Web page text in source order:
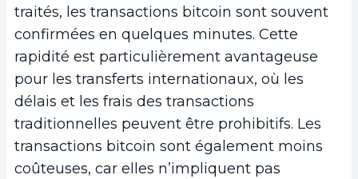
traités, les transactions bitcoin sont souvent
confirmées en quelques minutes. Cette
rapidité est particulièrement avantageuse
pour les transferts internationaux, où les
délais et les frais des transactions
traditionnelles peuvent être prohibitifs. Les
transactions bitcoin sont également moins
coûteuses, car elles n’impliquent pas